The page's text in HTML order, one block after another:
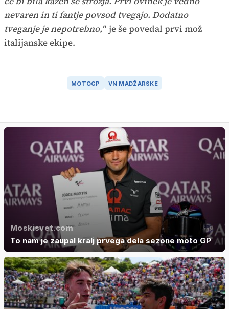
nevaren in ti fantje povsod tvegajo. Dodatno
tveganje je nepotrebno," je še povedal prvi mož
italijanske ekipe.
MOTOGP VN MADŽARSKE
Moskisvet.com
To nam je zaupal kralj prvega dela sezone moto GP